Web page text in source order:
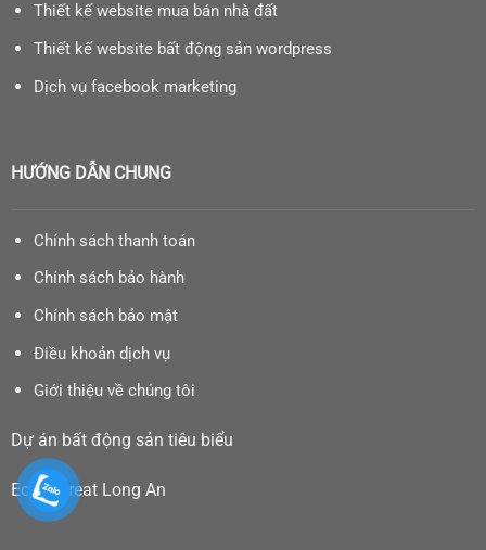
Thiết kế website mua bán nhà đất
Thiết kế website bất động sản wordpress
Dịch vụ facebook marketing
HƯỚNG DẪN CHUNG
Chính sách thanh toán
Chính sách bảo hành
Chính sách bảo mật
Điều khoản dịch vụ
Giới thiệu về chúng tôi
Dự án bất động sản tiêu biểu
Eco Retreat Long An